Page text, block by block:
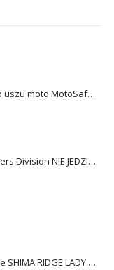
ALPINE zatyczki/stopery do uszu moto MotoSafe Pro
Chusta bawełniana Choppers Division NIE JEDZIESZ NIE ŻYJESZ
Spodnie jeansowe damskie SHIMA RIDGE LADY blue